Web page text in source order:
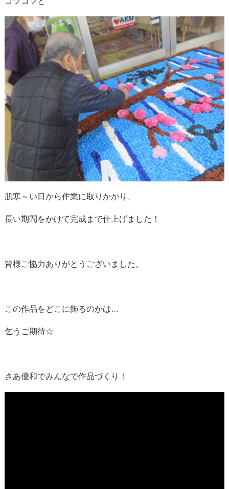
肌寒～い日から作業に取りかかり、
長い期間をかけて完成まで仕上げました！
皆様ご協力ありがとうございました。
この作品をどこに飾るのかは…
乞うご期待☆
さあ優和でみんなで作品づくり！